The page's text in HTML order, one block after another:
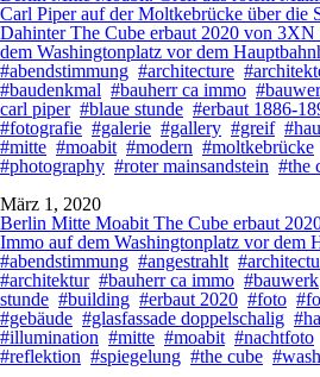
Carl Piper auf der Moltkebrücke über die
Dahinter The Cube erbaut 2020 von
dem Washingtonplatz vor dem
#abendstimmung #architecture
#baudenkmal #bauherr ca immo
carl piper #blaue stunde #erbaut 1886-
#fotografie #galerie #gallery #greif
#mitte #moabit #modern #moltkebrücke
#photography #roter mainsandstein #the
März 1, 2020
Berlin Mitte Moabit The Cube erbaut
Immo auf dem Washingtonplatz vor dem
#abendstimmung #angestrahlt
#architektur #bauherr ca immo #bauwerk
stunde #building #erbaut 2020 #foto
#gebäude #glasfassade doppelschalig
#illumination #mitte #moabit #nachtfoto
#reflektion #spiegelung #the cube